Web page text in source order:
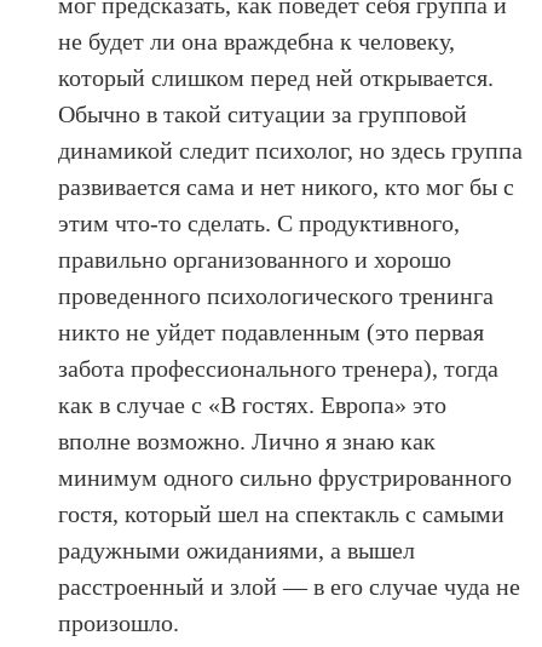
не будет ли она враждебна к человеку,
который слишком перед ней открывается.
Обычно в такой ситуации за групповой
динамикой следит психолог, но здесь группа
развивается сама и нет никого, кто мог бы с
этим что-то сделать. С продуктивного,
правильно организованного и хорошо
проведенного психологического тренинга
никто не уйдет подавленным (это первая
забота профессионального тренера), тогда
как в случае с «В гостях. Европа» это
вполне возможно. Лично я знаю как
минимум одного сильно фрустрированного
гостя, который шел на спектакль с самыми
радужными ожиданиями, а вышел
расстроенный и злой — в его случае чуда не
произошло.